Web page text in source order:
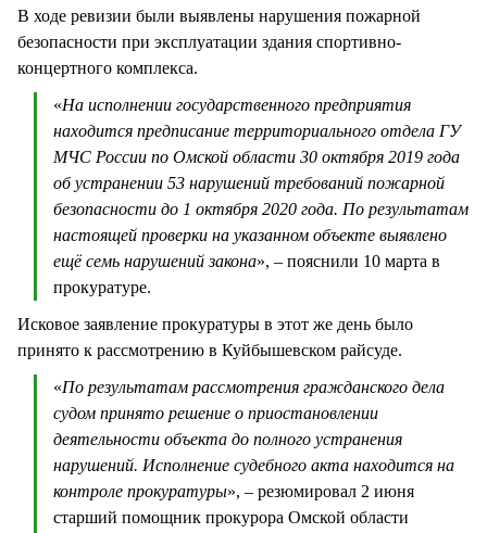
В ходе ревизии были выявлены нарушения пожарной
безопасности при эксплуатации здания спортивно-
концертного комплекса.
«На исполнении государственного предприятия
находится предписание территориального отдела ГУ
МЧС России по Омской области 30 октября 2019 года
об устранении 53 нарушений требований пожарной
безопасности до 1 октября 2020 года. По результатам
настоящей проверки на указанном объекте выявлено
ещё семь нарушений закона», – пояснили 10 марта в
прокуратуре.
Исковое заявление прокуратуры в этот же день было
принято к рассмотрению в Куйбышевском райсуде.
«По результатам рассмотрения гражданского дела
судом принято решение о приостановлении
деятельности объекта до полного устранения
нарушений. Исполнение судебного акта находится на
контроле прокуратуры», – резюмировал 2 июня
старший помощник прокурора Омской области